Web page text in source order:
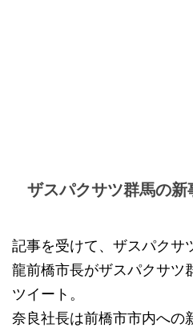
ザスパクサツ群馬の
記事を受けて、ザスパクサ
龍前橋市長がザスパクサツ
ツイート。
奈良社長は前橋市市内への